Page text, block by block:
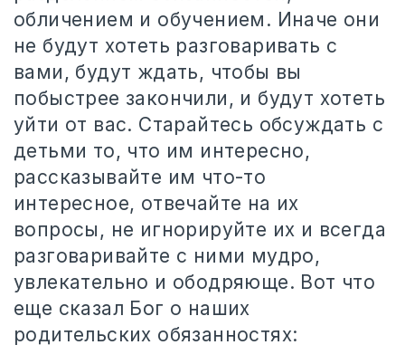
обличением и обучением. Иначе они
не будут хотеть разговаривать с
вами, будут ждать, чтобы вы
побыстрее закончили, и будут хотеть
уйти от вас. Старайтесь обсуждать с
детьми то, что им интересно,
рассказывайте им что-то
интересное, отвечайте на их
вопросы, не игнорируйте их и всегда
разговаривайте с ними мудро,
увлекательно и ободряюще. Вот что
еще сказал Бог о наших
родительских обязанностях: